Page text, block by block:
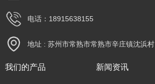
电话：18915638155
地址 : 苏州市常熟市常熟市辛庄镇沈浜村
我们的产品 新闻资讯